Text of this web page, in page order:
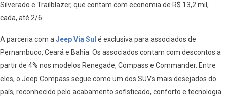
Silverado e Trailblazer, que contam com economia de R$ 13,2 mil,
cada, até 2/6.
A parceria com a Jeep Via Sul é exclusiva para associados de
Pernambuco, Ceará e Bahia. Os associados contam com descontos a
partir de 4% nos modelos Renegade, Compass e Commander. Entre
eles, o Jeep Compass segue como um dos SUVs mais desejados do
país, reconhecido pelo acabamento sofisticado, conforto e tecnologia.